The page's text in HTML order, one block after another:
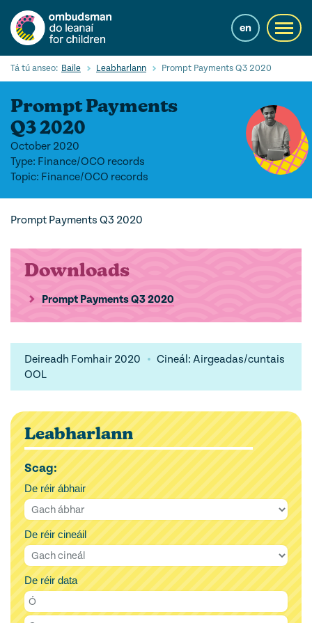
main
content
en
Cuardaigh
Ár Seirbhísí
Cearta leanaí
Ár gcuid oibre le leanaí
Contact us
Tá tú anseo: Baile Leabharlann Prompt Payments Q3 2020
Prompt Payments
Q3 2020
October 2020
Type: Finance/OCO records
Topic: Finance/OCO records
Prompt Payments Q3 2020
Downloads
Prompt Payments Q3 2020
Deireadh Fomhair 2020
Cineál: Airgeadas/cuntais
OOL
Leabharlann
Scag:
De réir ábhair
De réir cineáil
De réir data